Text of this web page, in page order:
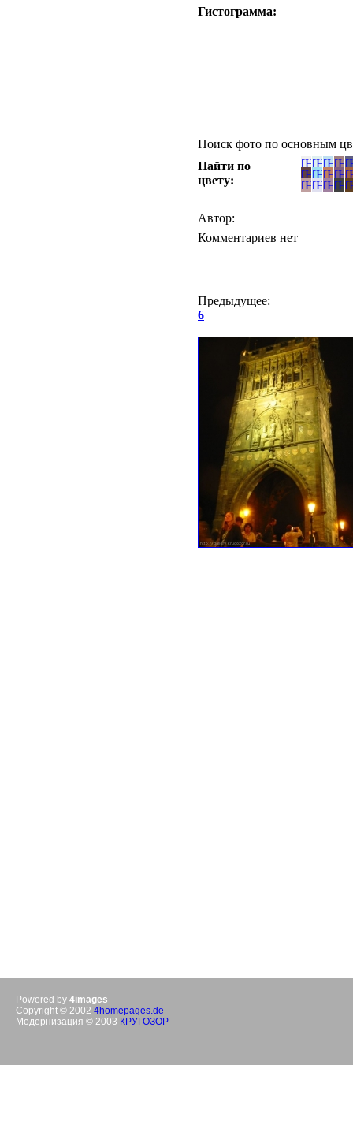
Гистограмма:
Поиск фото по основным
Найти по
цвету:
Автор:
Комментариев нет
Предыдущее:
6
Powered by 4images
Copyright © 2002 4homepages.de
Модернизация © 2003 КРУГОЗОР